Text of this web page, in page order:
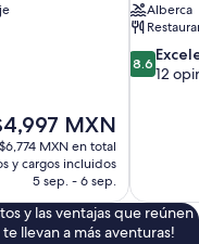
MXN
MXN
$6,774 MXN en total
y cargos incluidos
5 sep. - 6 sep.
Alberca
8.6
de
8.6
12
y las ventajas que reúnen
llevan a más aventuras!